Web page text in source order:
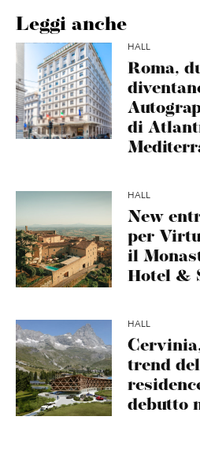
Leggi anche
HALL
Roma,
di
HALL
New
per
il
Hotel &
HALL
trend
debutto